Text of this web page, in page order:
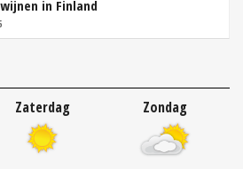
in Finland
Zaterdag Zondag